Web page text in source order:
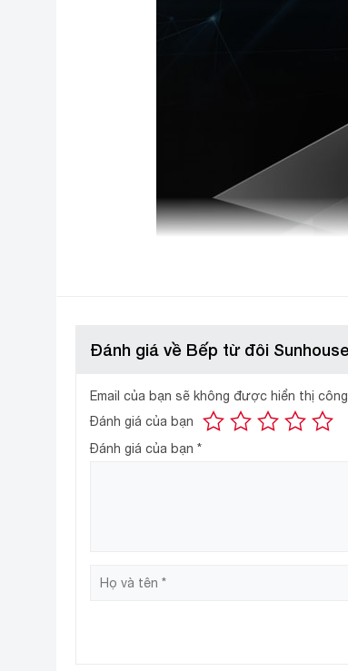
sản phẩm, góp phần tạo nên không gian
Đánh giá về Bếp từ đôi
Email của bạn sẽ không được hiển thị
Đánh giá của bạn
Đánh giá của bạn *